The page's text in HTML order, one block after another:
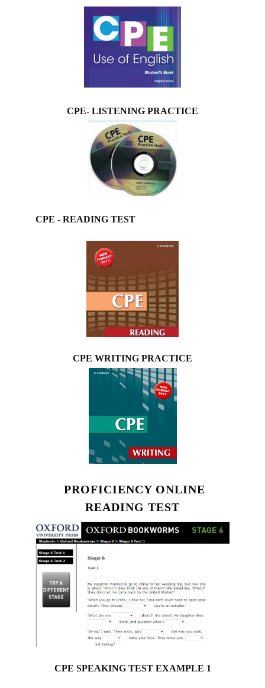
CPE- LISTENING PRACTICE
CPE - READING TEST
CPE WRITING PRACTICE
PROFICIENCY ONLINE
READING TEST
CPE SPEAKING TEST EXAMPLE 1